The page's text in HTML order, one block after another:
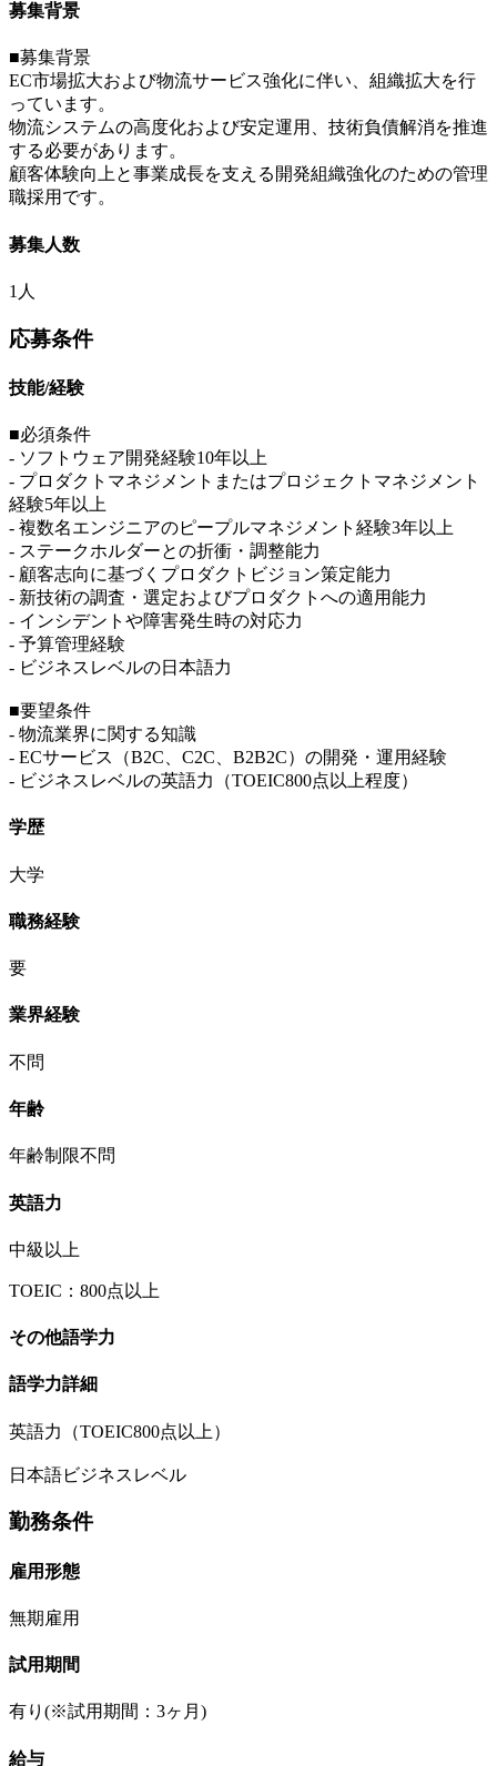
募集背景
■募集背景
EC市場拡大および物流サービス強化に伴い、組織拡大を行
っています。
物流システムの高度化および安定運用、技術負債解消を推進
する必要があります。
顧客体験向上と事業成長を支える開発組織強化のための管理
職採用です。
募集人数
1人
応募条件
技能/経験
■必須条件
- ソフトウェア開発経験10年以上
- プロダクトマネジメントまたはプロジェクトマネジメント
経験5年以上
- 複数名エンジニアのピープルマネジメント経験3年以上
- ステークホルダーとの折衝・調整能力
- 顧客志向に基づくプロダクトビジョン策定能力
- 新技術の調査・選定およびプロダクトへの適用能力
- インシデントや障害発生時の対応力
- 予算管理経験
- ビジネスレベルの日本語力
■要望条件
- 物流業界に関する知識
- ECサービス（B2C、C2C、B2B2C）の開発・運用経験
- ビジネスレベルの英語力（TOEIC800点以上程度）
学歴
大学
職務経験
要
業界経験
不問
年齢
年齢制限不問
英語力
中級以上
TOEIC：800点以上
その他語学力
語学力詳細
英語力（TOEIC800点以上）
日本語ビジネスレベル
勤務条件
雇用形態
無期雇用
試用期間
有り(※試用期間：3ヶ月)
給与